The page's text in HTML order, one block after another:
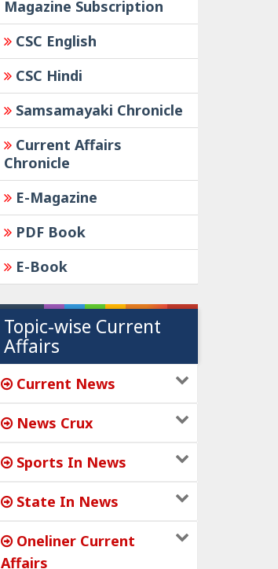
Magazine Subscription
CSC English
CSC Hindi
Samsamayaki Chronicle
Current Affairs
Chronicle
E-Magazine
PDF Book
E-Book
Topic-wise Current
Affairs
Current News
News Crux
Sports In News
State In News
Oneliner Current
Affairs